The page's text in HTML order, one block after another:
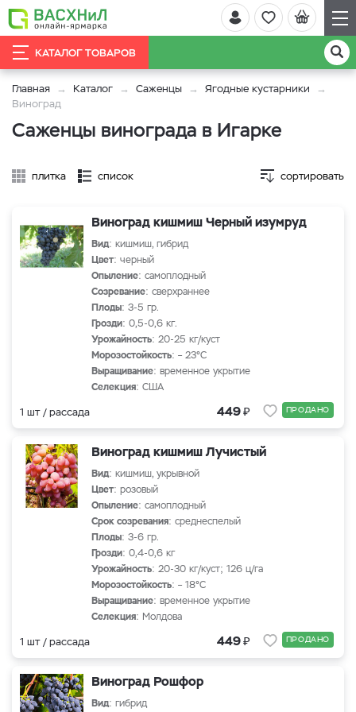
КАТАЛОГ ТОВАРОВ
Главная Каталог Саженцы
Ягодные кустарники
Виноград
Саженцы винограда в Игарке
плитка список сортировать
Виноград кишмиш Черный изумруд
Вид: кишмиш, гибрид
Цвет: черный
Опыление: самоплодный
Созревание: сверхраннее
Плоды: 3-5 гр.
Грозди: 0,5-0,6 кг.
Урожайность: 20-25 кг/куст
Морозостойкость: – 23°С
Выращивание: временное укрытие
Селекция: США
1 шт / рассада 449₽ ПРОДАНО
Виноград кишмиш Лучистый
Вид: кишмиш, укрывной
Цвет: розовый
Опыление: самоплодный
Срок созревания: среднеспелый
Плоды: 3-6 гр.
Грозди: 0,4-0,6 кг
Урожайность: 20-30 кг/куст; 126 ц/га
Морозостойкость: – 18°С
Выращивание: временное укрытие
Селекция: Молдова
1 шт / рассада 449₽ ПРОДАНО
Виноград Рошфор
Вид: гибрид